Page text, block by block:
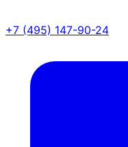
+7 (495) 147-90-24